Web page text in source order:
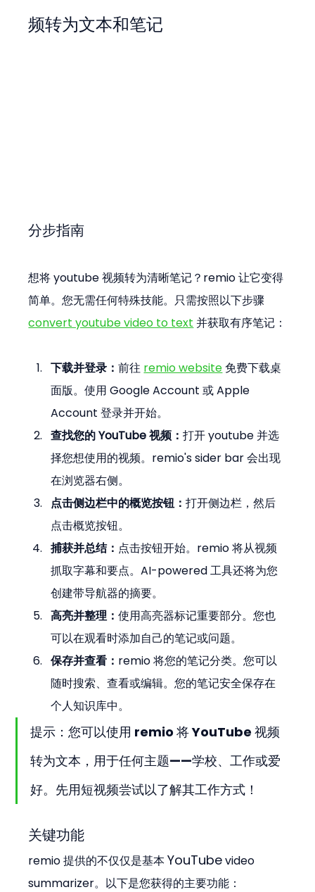
频转为文本和笔记
分步指南
想将 youtube 视频转为清晰笔记？remio 让它变得
简单。您无需任何特殊技能。只需按照以下步骤
convert youtube video to text 并获取有序笔记：
下载并登录：前往 remio website 免费下载桌
面版。使用 Google Account 或 Apple
Account 登录并开始。
查找您的 YouTube 视频：打开 youtube 并选
择您想使用的视频。remio's sider bar 会出现
在浏览器右侧。
点击侧边栏中的概览按钮：打开侧边栏，然后
点击概览按钮。
捕获并总结： 点击按钮开始。remio 将从视频
抓取字幕和要点。AI-powered 工具还将为您
创建带导航器的摘要。
高亮并整理：使用高亮器标记重要部分。您也
可以在观看时添加自己的笔记或问题。
保存并查看： remio 将您的笔记分类。您可以
随时搜索、查看或编辑。您的笔记安全保存在
个人知识库中。
提示：您可以使用 remio 将 YouTube 视频
转为文本，用于任何主题——学校、工作或爱
好。先用短视频尝试以了解其工作方式！
关键功能
remio 提供的不仅仅是基本 YouTube video
summarizer。以下是您获得的主要功能：